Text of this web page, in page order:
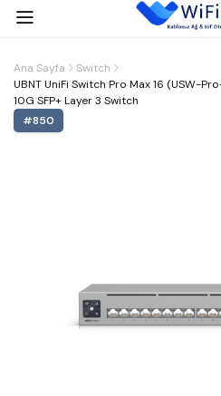
Ana Sayfa
Switch
UBNT UniFi Switch Pro Max 16 (USW-
10G SFP+ Layer 3 Switch
#850